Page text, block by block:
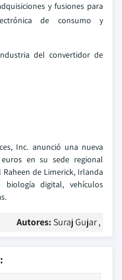
y fusiones para
de consumo y
del convertidor de
Inc. anunció una nueva
en su sede regional
de Limerick, Irlanda
digital, vehículos
Autores: Suraj Gujar ,